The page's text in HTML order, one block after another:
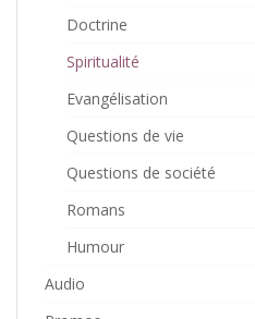
Doctrine
Spiritualité
Evangélisation
Questions de vie
Questions de société
Romans
Humour
Audio